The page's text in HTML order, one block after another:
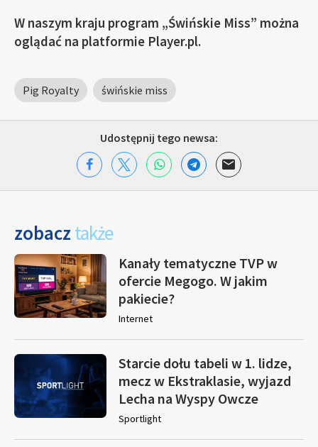
W naszym kraju program „Świńskie Miss” można
oglądać na platformie Player.pl.
Pig Royalty świńskie miss
Udostępnij tego newsa:
zobacz także
Kanały tematyczne TVP w
ofercie Megogo. W jakim
pakiecie?
Internet
Starcie dołu tabeli w 1. lidze,
mecz w Ekstraklasie, wyjazd
Lecha na Wyspy Owcze
Sportlight